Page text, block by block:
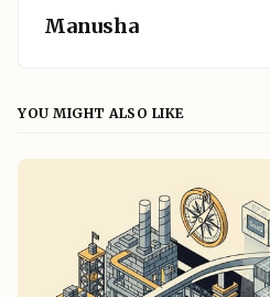
Manusha
YOU MIGHT ALSO LIKE